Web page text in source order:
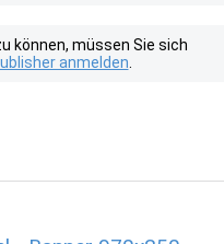
können, müssen Sie sich
anmelden